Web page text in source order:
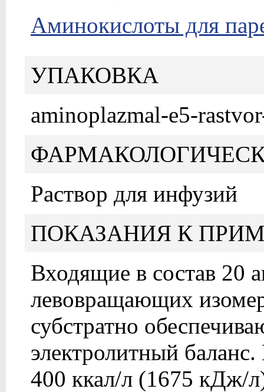
Аминокислоты для
УПАКОВКА
aminoplazmal-e5-
Раствор для инфузий
ПОКАЗАНИЯ К
Входящие в состав 20
левовращающих
субстратно
электролитный баланс.
400 ккал/л (1675 кДж/